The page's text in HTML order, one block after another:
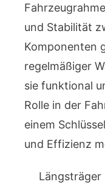
und Stabilität
Komponenten
regelmäßiger
sie funktional
Rolle in der
einem
und Effizienz
Längsträger